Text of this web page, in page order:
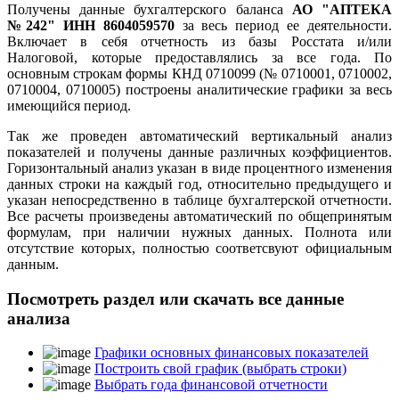
Получены данные бухгалтерского баланса АО "АПТЕКА
№242" ИНН 8604059570за весь период ее деятельности.
Включает в себя отчетность из базы Росстата и/или
Налоговой, которые предоставлялись за все года. По
основным строкам формы КНД 0710099 (№ 0710001, 0710002,
0710004, 0710005) построены аналитические графики за весь
имеющийся период.
Так же проведен автоматический вертикальный анализ
показателей и получены данные различных коэффициентов.
Горизонтальный анализ указан в виде процентного изменения
данных строки на каждый год, относительно предыдущего и
указан непосредственно в таблице бухгалтерской отчетности.
Все расчеты произведены автоматический по общепринятым
формулам, при наличии нужных данных. Полнота или
отсутствие которых, полностью соответсвуют официальным
данным.
Посмотреть раздел или скачать все данные
анализа
Графики основных финансовых показателей
Построить свой график (выбрать строки)
Выбрать года финансовой отчетности